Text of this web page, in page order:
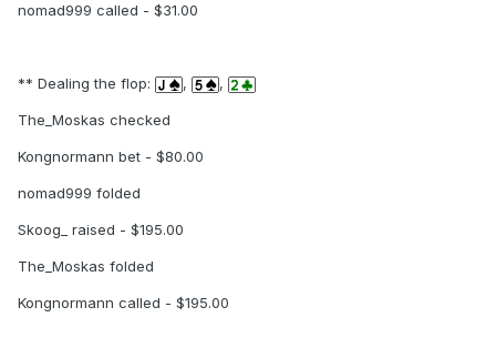
nomad999 called - $31.00
** Dealing the flop: , ,
The_Moskas checked
Kongnormann bet - $80.00
nomad999 folded
Skoog_ raised - $195.00
The_Moskas folded
Kongnormann called - $195.00